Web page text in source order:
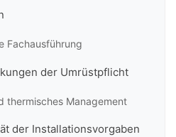
Fachausführung
der Umrüstpflicht
thermisches Management
der Installationsvorgaben